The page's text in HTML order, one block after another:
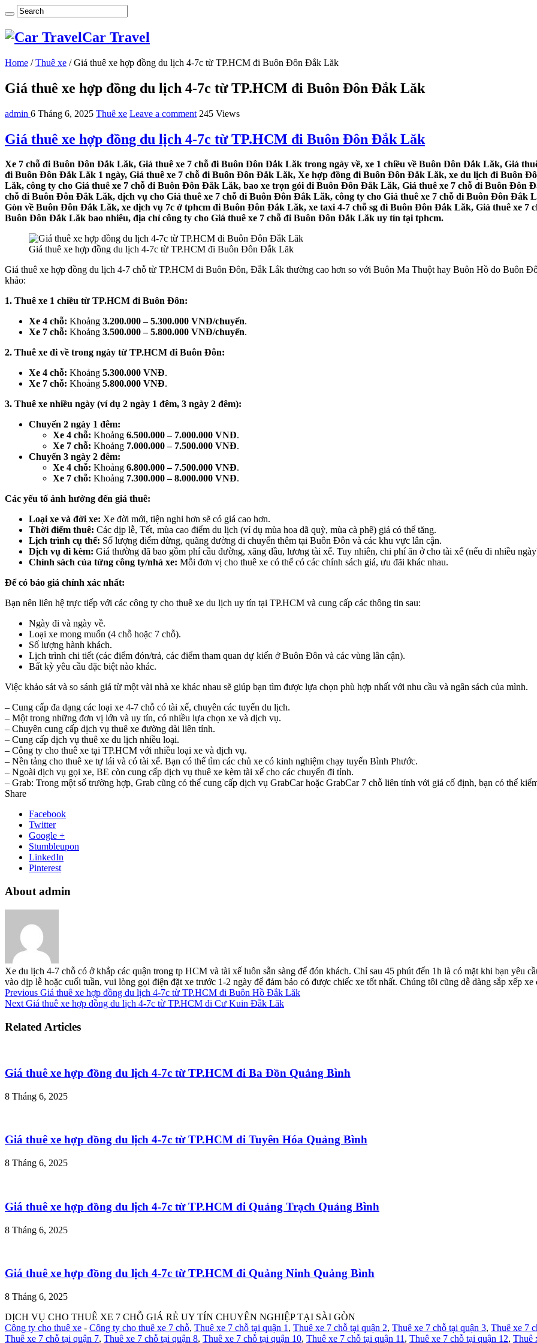
Car Travel
Home / Thuê xe / Giá thuê xe hợp đồng du lịch 4-7c từ TP.HCM đi Buôn Đôn Đắk Lăk
Giá thuê xe hợp đồng du lịch 4-7c từ TP.HCM đi Buôn Đôn Đắk Lăk
admin 6 Tháng 6, 2025 Thuê xe Leave a comment 245 Views
Giá thuê xe hợp đồng du lịch 4-7c từ TP.HCM đi Buôn Đôn Đắk Lăk
Xe 7 chỗ đi Buôn Đôn Đắk Lăk, Giá thuê xe 7 chỗ đi Buôn Đôn Đắk Lăk trong ngày về, xe 1 chiều về Buôn Đôn Đắk Lăk, Giá
đi Buôn Đôn Đắk Lăk 1 ngày, Giá thuê xe 7 chỗ đi Buôn Đôn Đắk Lăk, Xe hợp đồng đi Buôn Đôn Đắk Lăk, xe du lịch đi Buôn
Lăk, công ty cho Giá thuê xe 7 chỗ đi Buôn Đôn Đắk Lăk, bao xe trọn gói đi Buôn Đôn Đắk Lăk, Giá thuê xe 7 chỗ đi Buôn Đôn
chỗ đi Buôn Đôn Đắk Lăk, dịch vụ cho Giá thuê xe 7 chỗ đi Buôn Đôn Đắk Lăk, công ty cho Giá thuê xe 7 chỗ đi Buôn Đôn Đắk
Gòn về Buôn Đôn Đắk Lăk, xe dịch vụ 7c ở tphcm đi Buôn Đôn Đắk Lăk, xe taxi 4-7 chỗ sg đi Buôn Đôn Đắk Lăk, Giá thuê xe
Buôn Đôn Đắk Lăk bao nhiêu, địa chỉ công ty cho Giá thuê xe 7 chỗ đi Buôn Đôn Đắk Lăk uy tín tại tphcm.
Giá thuê xe hợp đồng du lịch 4-7c từ TP.HCM đi Buôn Đôn Đắk Lăk
Giá thuê xe hợp đồng du lịch 4-7 chỗ từ TP.HCM đi Buôn Đôn, Đắk Lắk thường cao hơn so với Buôn Ma Thuột hay Buôn Hồ do Buôn
khảo:
1. Thuê xe 1 chiều từ TP.HCM đi Buôn Đôn:
Xe 4 chỗ: Khoảng 3.200.000 – 5.300.000 VNĐ/chuyến.
Xe 7 chỗ: Khoảng 3.500.000 – 5.800.000 VNĐ/chuyến.
2. Thuê xe đi về trong ngày từ TP.HCM đi Buôn Đôn:
Xe 4 chỗ: Khoảng 5.300.000 VNĐ.
Xe 7 chỗ: Khoảng 5.800.000 VNĐ.
3. Thuê xe nhiều ngày (ví dụ 2 ngày 1 đêm, 3 ngày 2 đêm):
Chuyến 2 ngày 1 đêm:
Xe 4 chỗ: Khoảng 6.500.000 – 7.000.000 VNĐ.
Xe 7 chỗ: Khoảng 7.000.000 – 7.500.000 VNĐ.
Chuyến 3 ngày 2 đêm:
Xe 4 chỗ: Khoảng 6.800.000 – 7.500.000 VNĐ.
Xe 7 chỗ: Khoảng 7.300.000 – 8.000.000 VNĐ.
Các yếu tố ảnh hưởng đến giá thuê:
Loại xe và đời xe: Xe đời mới, tiện nghi hơn sẽ có giá cao hơn.
Thời điểm thuê: Các dịp lễ, Tết, mùa cao điểm du lịch (ví dụ mùa hoa dã quỳ, mùa cà phê) giá có thể tăng.
Lịch trình cụ thể: Số lượng điểm dừng, quãng đường di chuyển thêm tại Buôn Đôn và các khu vực lân cận.
Dịch vụ đi kèm: Giá thường đã bao gồm phí cầu đường, xăng dầu, lương tài xế. Tuy nhiên, chi phí ăn ở cho tài xế (nếu đi nhiều
Chính sách của từng công ty/nhà xe: Mỗi đơn vị cho thuê xe có thể có các chính sách giá, ưu đãi khác nhau.
Để có báo giá chính xác nhất:
Bạn nên liên hệ trực tiếp với các công ty cho thuê xe du lịch uy tín tại TP.HCM và cung cấp các thông tin sau:
Ngày đi và ngày về.
Loại xe mong muốn (4 chỗ hoặc 7 chỗ).
Số lượng hành khách.
Lịch trình chi tiết (các điểm đón/trả, các điểm tham quan dự kiến ở Buôn Đôn và các vùng lân cận).
Bất kỳ yêu cầu đặc biệt nào khác.
Việc khảo sát và so sánh giá từ một vài nhà xe khác nhau sẽ giúp bạn tìm được lựa chọn phù hợp nhất với nhu cầu và ngân sách của mình.
– Cung cấp đa dạng các loại xe 4-7 chỗ có tài xế, chuyên các tuyến du lịch.
– Một trong những đơn vị lớn và uy tín, có nhiều lựa chọn xe và dịch vụ.
– Chuyên cung cấp dịch vụ thuê xe đường dài liên tỉnh.
– Cung cấp dịch vụ thuê xe du lịch nhiều loại.
– Công ty cho thuê xe tại TP.HCM với nhiều loại xe và dịch vụ.
– Nền tảng cho thuê xe tự lái và có tài xế. Bạn có thể tìm các chủ xe có kinh nghiệm chạy tuyến Bình Phước.
– Ngoài dịch vụ gọi xe, BE còn cung cấp dịch vụ thuê xe kèm tài xế cho các chuyến đi tỉnh.
– Grab: Trong một số trường hợp, Grab cũng có thể cung cấp dịch vụ GrabCar hoặc GrabCar 7 chỗ liên tỉnh với giá cố định, bạn có thể
Share
Facebook
Twitter
Google +
Stumbleupon
LinkedIn
Pinterest
About admin
Xe du lịch 4-7 chỗ có ở khắp các quận trong tp HCM và tài xế luôn sẵn sàng để đón khách. Chỉ sau 45 phút đến 1h là có mặt khi bạn yêu
vào dịp lễ hoặc cuối tuần, vui lòng gọi điện đặt xe trước 1-2 ngày để đảm bảo có được chiếc xe tốt nhất. Chúng tôi cũng dễ dàng sắp xếp xe
Previous Giá thuê xe hợp đồng du lịch 4-7c từ TP.HCM đi Buôn Hồ Đắk Lăk
Next Giá thuê xe hợp đồng du lịch 4-7c từ TP.HCM đi Cư Kuin Đắk Lăk
Related Articles
Giá thuê xe hợp đồng du lịch 4-7c từ TP.HCM đi Ba Đồn Quảng Bình
8 Tháng 6, 2025
Giá thuê xe hợp đồng du lịch 4-7c từ TP.HCM đi Tuyên Hóa Quảng Bình
8 Tháng 6, 2025
Giá thuê xe hợp đồng du lịch 4-7c từ TP.HCM đi Quảng Trạch Quảng Bình
8 Tháng 6, 2025
Giá thuê xe hợp đồng du lịch 4-7c từ TP.HCM đi Quảng Ninh Quảng Bình
8 Tháng 6, 2025
DỊCH VỤ CHO THUÊ XE 7 CHỖ GIÁ RẺ UY TÍN CHUYÊN NGHIỆP TẠI SÀI GÒN
Công ty cho thuê xe - Công ty cho thuê xe 7 chỗ, Thuê xe 7 chỗ tại quận 1 , Thuê xe 7 chỗ tại quận 2, Thuê xe 7 chỗ tại quận 3, Thuê xe 7
Thuê xe 7 chỗ tại quận 7, Thuê xe 7 chỗ tại quận 8, Thuê xe 7 chỗ tại quận 10, Thuê xe 7 chỗ tại quận 11 , Thuê xe 7 chỗ tại quận 12, Thuê